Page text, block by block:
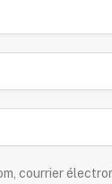
courrier